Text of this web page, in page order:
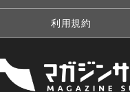
利用規約